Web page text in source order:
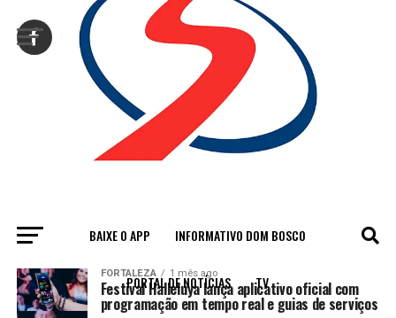
BAIXE O APP INFORMATIVO DOM BOSCO
PORTAL DE NOTÍCIAS TV
All posts tagged "ferramenta"
FORTALEZA 1 mês ago
Festival Halleluya lança aplicativo oficial com
programação em tempo real e guias de serviços